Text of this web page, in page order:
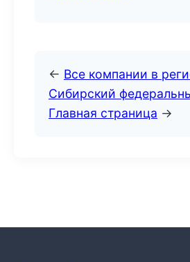
← Все компании в
Сибирский
Главная страница →